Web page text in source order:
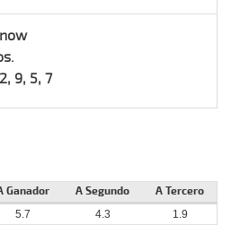
9, 5, 7
Ganador A Segundo A Tercero
5.7 4.3
1.9